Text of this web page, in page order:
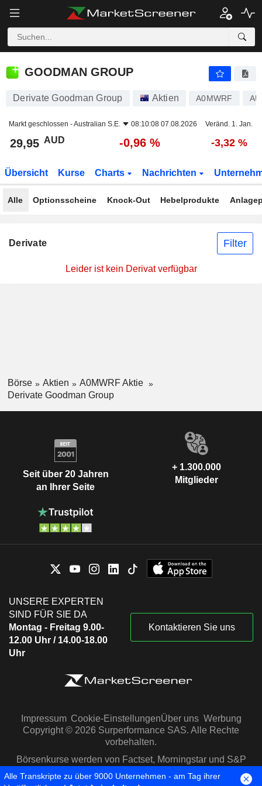
GOODMAN GROUP
GOODMAN GROUP
Derivate Goodman Group Aktien A0MWRF
Markt geschlossen -Australian S.E. 08:10:08 07.08.2026 Veränd. 1. Jan.
29,95 AUD -0,96 % -3,32 %
Übersicht Kurse Charts Nachrichten
Alle Optionsscheine Knock-Out Hebelprodukte
Derivate Filter
Leider ist kein Derivat verfügbar
Börse Aktien
A0MWRF Aktie
Derivate Goodman Group
Seit über 20 Jahren
an Ihrer Seite
+ 1.300.000
Mitglieder
UNSERE EXPERTEN
SIND FÜR SIE DA
Montag - Freitag 9.00-
12.00 Uhr / 14.00-18.00
Uhr
Kontaktieren Sie uns
Impressum Cookie-EinstellungenÜber uns Werbung
Copyright © 2026 Surperformance SAS. Alle Rechte
vorbehalten.
Börsenkurse werden von Factset, Morningstar und S&P
Capital IQ zur Verfügung gestellt
Alle Transkripte zu über 9000 Unternehmen - am Tag ihrer